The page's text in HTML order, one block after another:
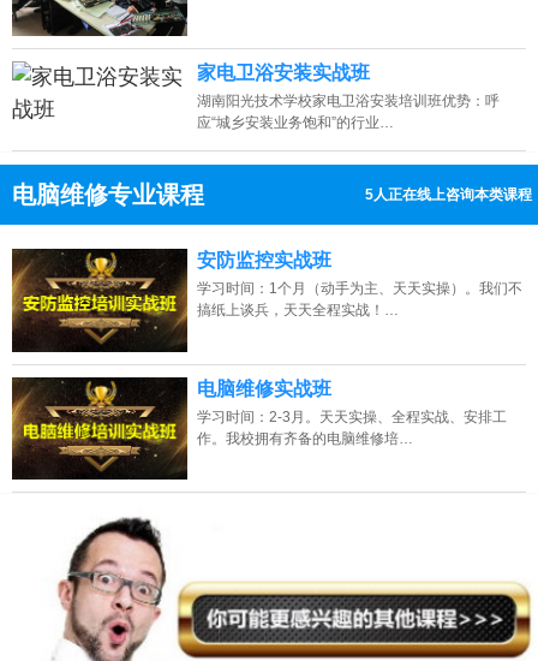
家电卫浴安装实战班
湖南阳光技术学校家电卫浴安装培训班优势：呼
应“城乡安装业务饱和”的行业…
电脑维修专业课程 5人正在线上咨询本类课程
点击免费咨询电话：13807313137
安防监控实战班
学习时间：1个月（动手为主、天天实操）。我们不
搞纸上谈兵，天天全程实战！…
电脑维修实战班
学习时间：2-3月。天天实操、全程实战、安排工
作。我校拥有齐备的电脑维修培…